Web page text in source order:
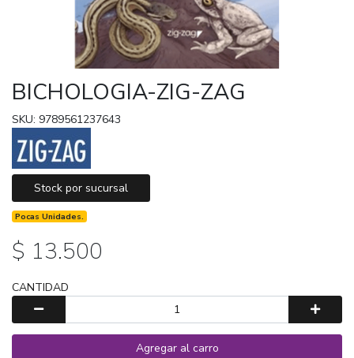
BICHOLOGIA-ZIG-ZAG
SKU: 9789561237643
Stock por sucursal
Pocas Unidades.
$ 13.500
CANTIDAD
Agregar al carro